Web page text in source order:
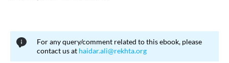
For any query/comment related to this ebook, please
contact us at haidar.ali@rekhta.org